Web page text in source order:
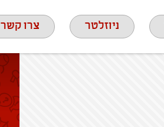
ניוזלטר צרו קשר